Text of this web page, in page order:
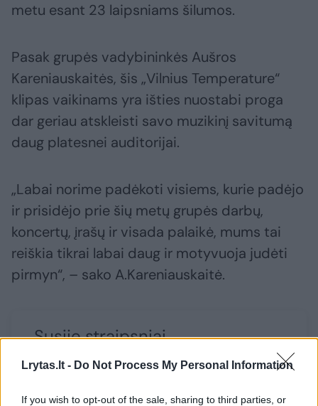
Lrytas.lt - Do Not Process My Personal Information
If you wish to opt-out of the sale, sharing to third parties, or
metu esant 23 laipsniams šilumos.
Pasak grupės vadybininkės Aušros
Kareniauskaitės, šis „Vilnius Temperature“
klipas vaikinams yra išties nuostabi proga
dar geriau atskleisti savo muzikinį savitumą
daug platesnei auditorijai.
„Labai norime padėkoti visiems, kurie padėjo
ir prisidėjo prie šių metų grupės darbų,
koncertų, įrašų ir visada palaikė, mums tai
reiškia tikrai labai daug ir motyvuoja judėti
pirmyn“, – sako A.Kareniauskaitė.
Susiję straipsniai